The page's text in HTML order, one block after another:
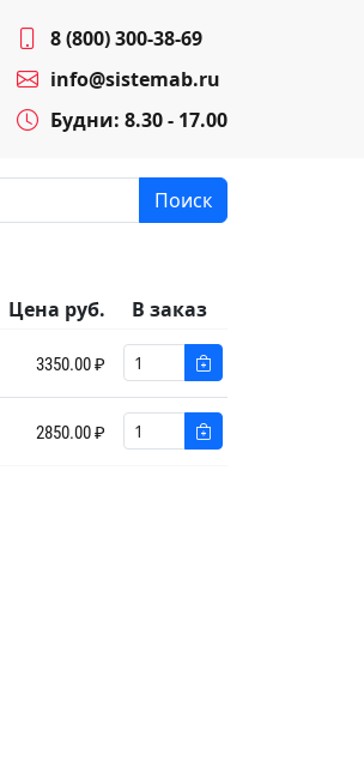
8 (800) 300-38-69
info@sistemab.ru
Будни: 8.30 - 17.00
Поиск
Цена руб. В заказ
3350.00 ₽
2850.00 ₽